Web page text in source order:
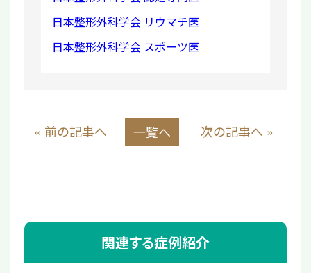
日本整形外科学会 リウマチ医
日本整形外科学会 スポーツ医
« 前の記事へ 一覧へ 次の記事へ »
関連する症例紹介